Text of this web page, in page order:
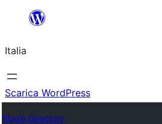
contenuto
Italia
Scarica WordPress
Plugin Directory